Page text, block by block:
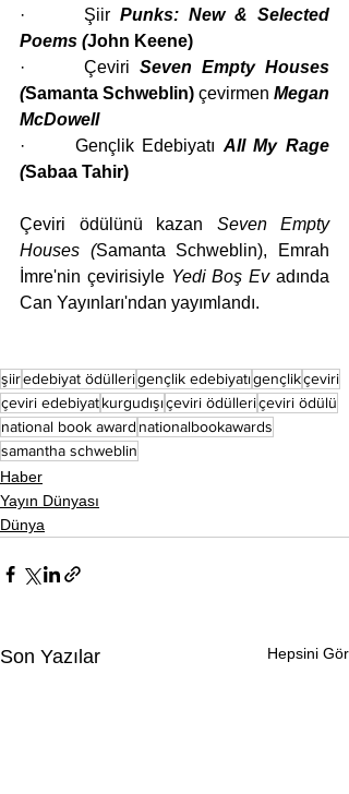
·      Şiir Punks: New & Selected
Poems (John Keene)
·      Çeviri Seven Empty Houses
(Samanta Schweblin) çevirmen Megan
McDowell
·      Gençlik Edebiyatı All My Rage
(Sabaa Tahir)
Çeviri ödülünü kazan Seven Empty
Houses (Samanta Schweblin), Emrah
İmre'nin çevirisiyle Yedi Boş Ev adında
Can Yayınları'ndan yayımlandı.
şiiredebiyat ödüllerigençlik edebiyatıgençlikçeviri
çeviri edebiyatkurgudışıçeviri ödülleriçeviri ödülü
national book award nationalbookawards
samantha schweblin
Haber
Yayın Dünyası
Dünya
Son Yazılar Hepsini Gör